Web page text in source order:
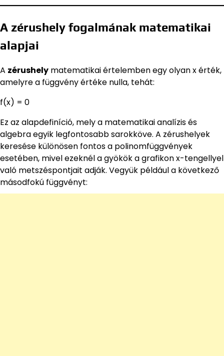
A zérushely fogalmának matematikai
alapjai
A zérushely matematikai értelemben egy olyan x érték,
amelyre a függvény értéke nulla, tehát:
f(x) = 0
Ez az alapdefiníció, mely a matematikai analízis és
algebra egyik legfontosabb sarokköve. A zérushelyek
keresése különösen fontos a polinomfüggvények
esetében, mivel ezeknél a gyökök a grafikon x-tengellyel
való metszéspontjait adják. Vegyük például a következő
másodfokú függvényt: